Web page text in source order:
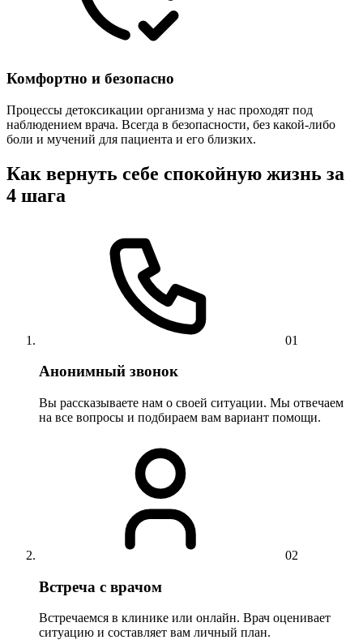
Комфортно и безопасно
Процессы детоксикации организма у нас проходят под
наблюдением врача. Всегда в безопасности, без какой-либо
боли и мучений для пациента и его близких.
Как вернуть себе спокойную жизнь за
4 шага
01
Анонимный звонок
Вы рассказываете нам о своей ситуации. Мы отвечаем
на все вопросы и подбираем вам вариант помощи.
02
Встреча с врачом
Встречаемся в клинике или онлайн. Врач оценивает
ситуацию и составляет вам личный план.